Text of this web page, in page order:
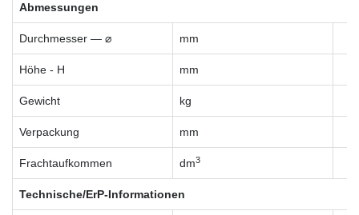
Abmessungen
Durchmesser — ⌀ mm
Höhe - H mm
Gewicht kg
Verpackung mm
Frachtaufkommen dm3
Technische/ErP-Informationen